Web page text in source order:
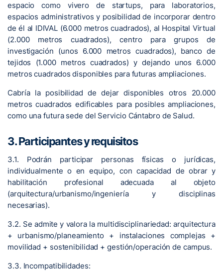
espacio como vivero de startups, para laboratorios,
espacios administrativos y posibilidad de incorporar dentro
de él al IDIVAL (6.000 metros cuadrados), al Hospital Virtual
(2.000 metros cuadrados), centro para grupos de
investigación (unos 6.000 metros cuadrados), banco de
tejidos (1.000 metros cuadrados) y dejando unos 6.000
metros cuadrados disponibles para futuras ampliaciones.
Cabría la posibilidad de dejar disponibles otros 20.000
metros cuadrados edificables para posibles ampliaciones,
como una futura sede del Servicio Cántabro de Salud.
3. Participantes y requisitos
3.1. Podrán participar personas físicas o jurídicas,
individualmente o en equipo, con capacidad de obrar y
habilitación profesional adecuada al objeto
(arquitectura/urbanismo/ingeniería y disciplinas
necesarias).
3.2. Se admite y valora la multidisciplinariedad: arquitectura
+ urbanismo/planeamiento + instalaciones complejas +
movilidad + sostenibilidad + gestión/operación de campus.
3.3. Incompatibilidades: